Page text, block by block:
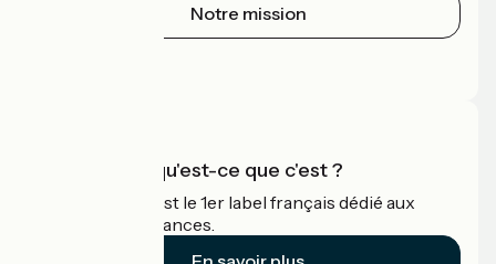
Notre mission
Accueil Vélo qu'est-ce que c'est ?
Accueil Vélo c'est le 1er label français dédié aux
cyclistes en vacances.